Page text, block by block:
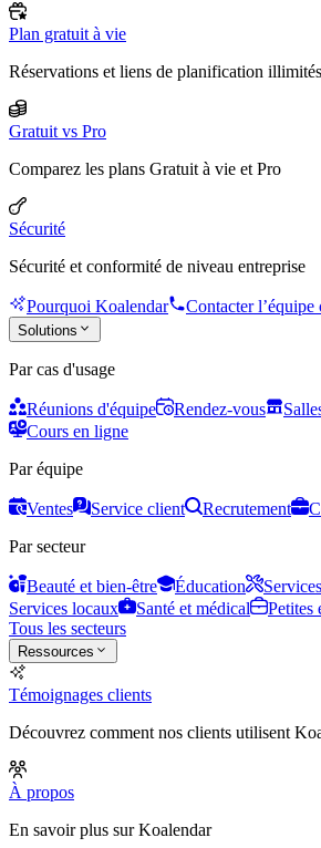
Plan gratuit à vie
Réservations et liens de planification
Gratuit vs Pro
Comparez les plans Gratuit à vie et Pro
Sécurité
Sécurité et conformité de niveau entreprise
Pourquoi Koalendar Contacter l’équipe
Solutions
Par cas d'usage
Réunions d'équipe Rendez-vous
Cours en ligne
Par équipe
Ventes Service client Recrutement
Par secteur
Beauté et bien-être Éducation
Services locaux
Santé et médical
Petites
Tous les secteurs
Ressources
Témoignages clients
Découvrez comment nos clients utilisent
À propos
En savoir plus sur Koalendar